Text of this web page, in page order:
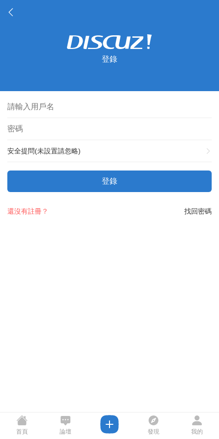
登錄
安全提問(未設置請忽略)
登錄
找回密碼
還沒有註冊？
首頁 論壇 發現 我的